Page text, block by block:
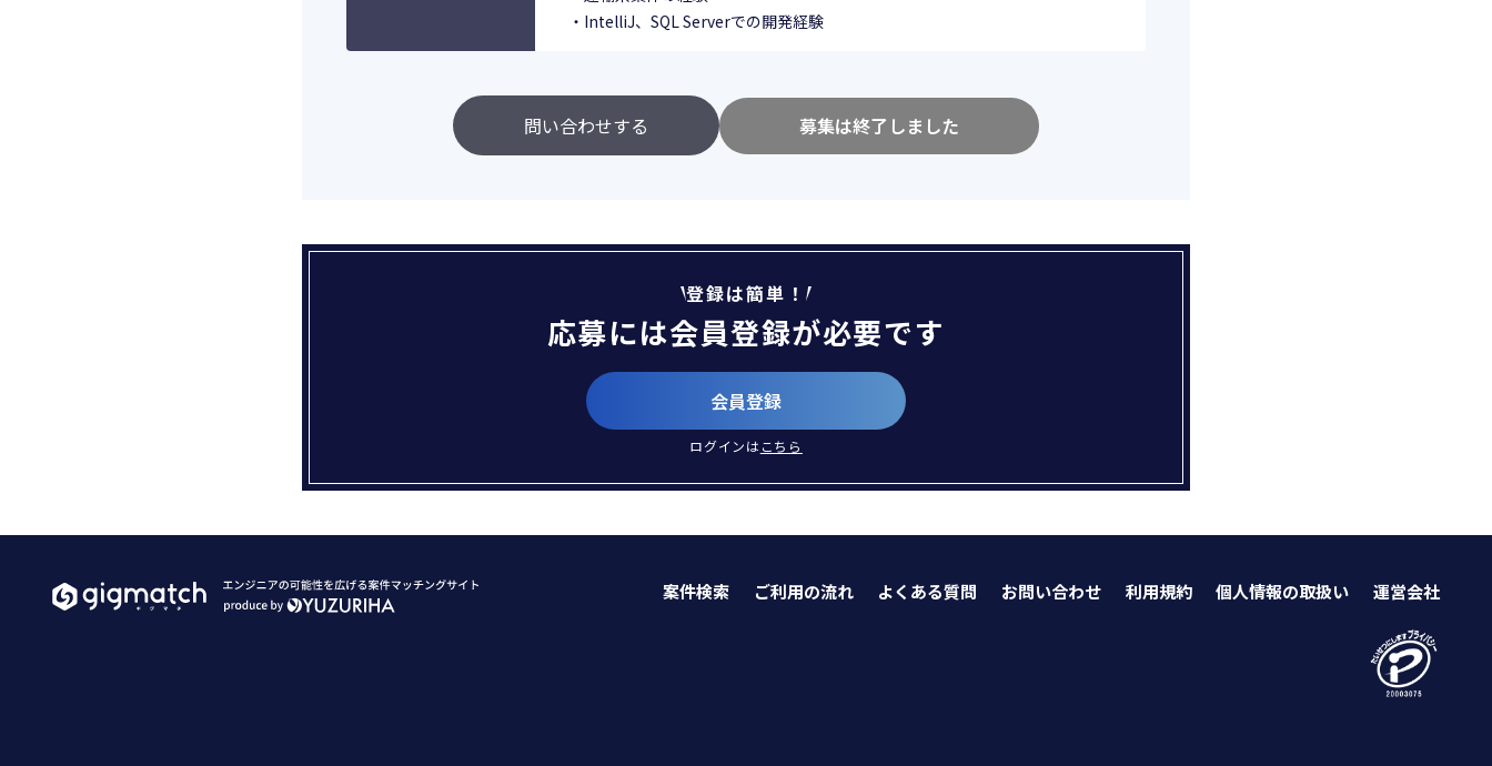
・IntelliJ、SQL Serverでの開発経験
問い合わせする 募集は終了しました
登録は簡単！
応募には会員登録が必要です
会員登録
ログインはこちら
案件検索 ご利用の流れ よくある質問 お問い合わせ 利用規約 個人情報の取扱い 運営会社